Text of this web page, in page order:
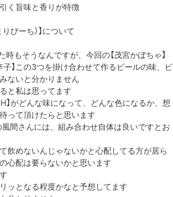
く旨味と香りが特徴
びーち）】について
時もそうなんですが、今回の【茂宮かぼちゃ】
子】この3つを掛け合わせて作るビールの味、ビ
ないと分かりません
と私は思ってます
】がどんな味になって、どんな色になるか、想
って頂けたらと思います
風間さんには、組み合わせ自体は良いですとお
飲めないんじゃないかと心配してる方が居ら
心配は要らないかと思います
ッとなる程度かなと予想してます